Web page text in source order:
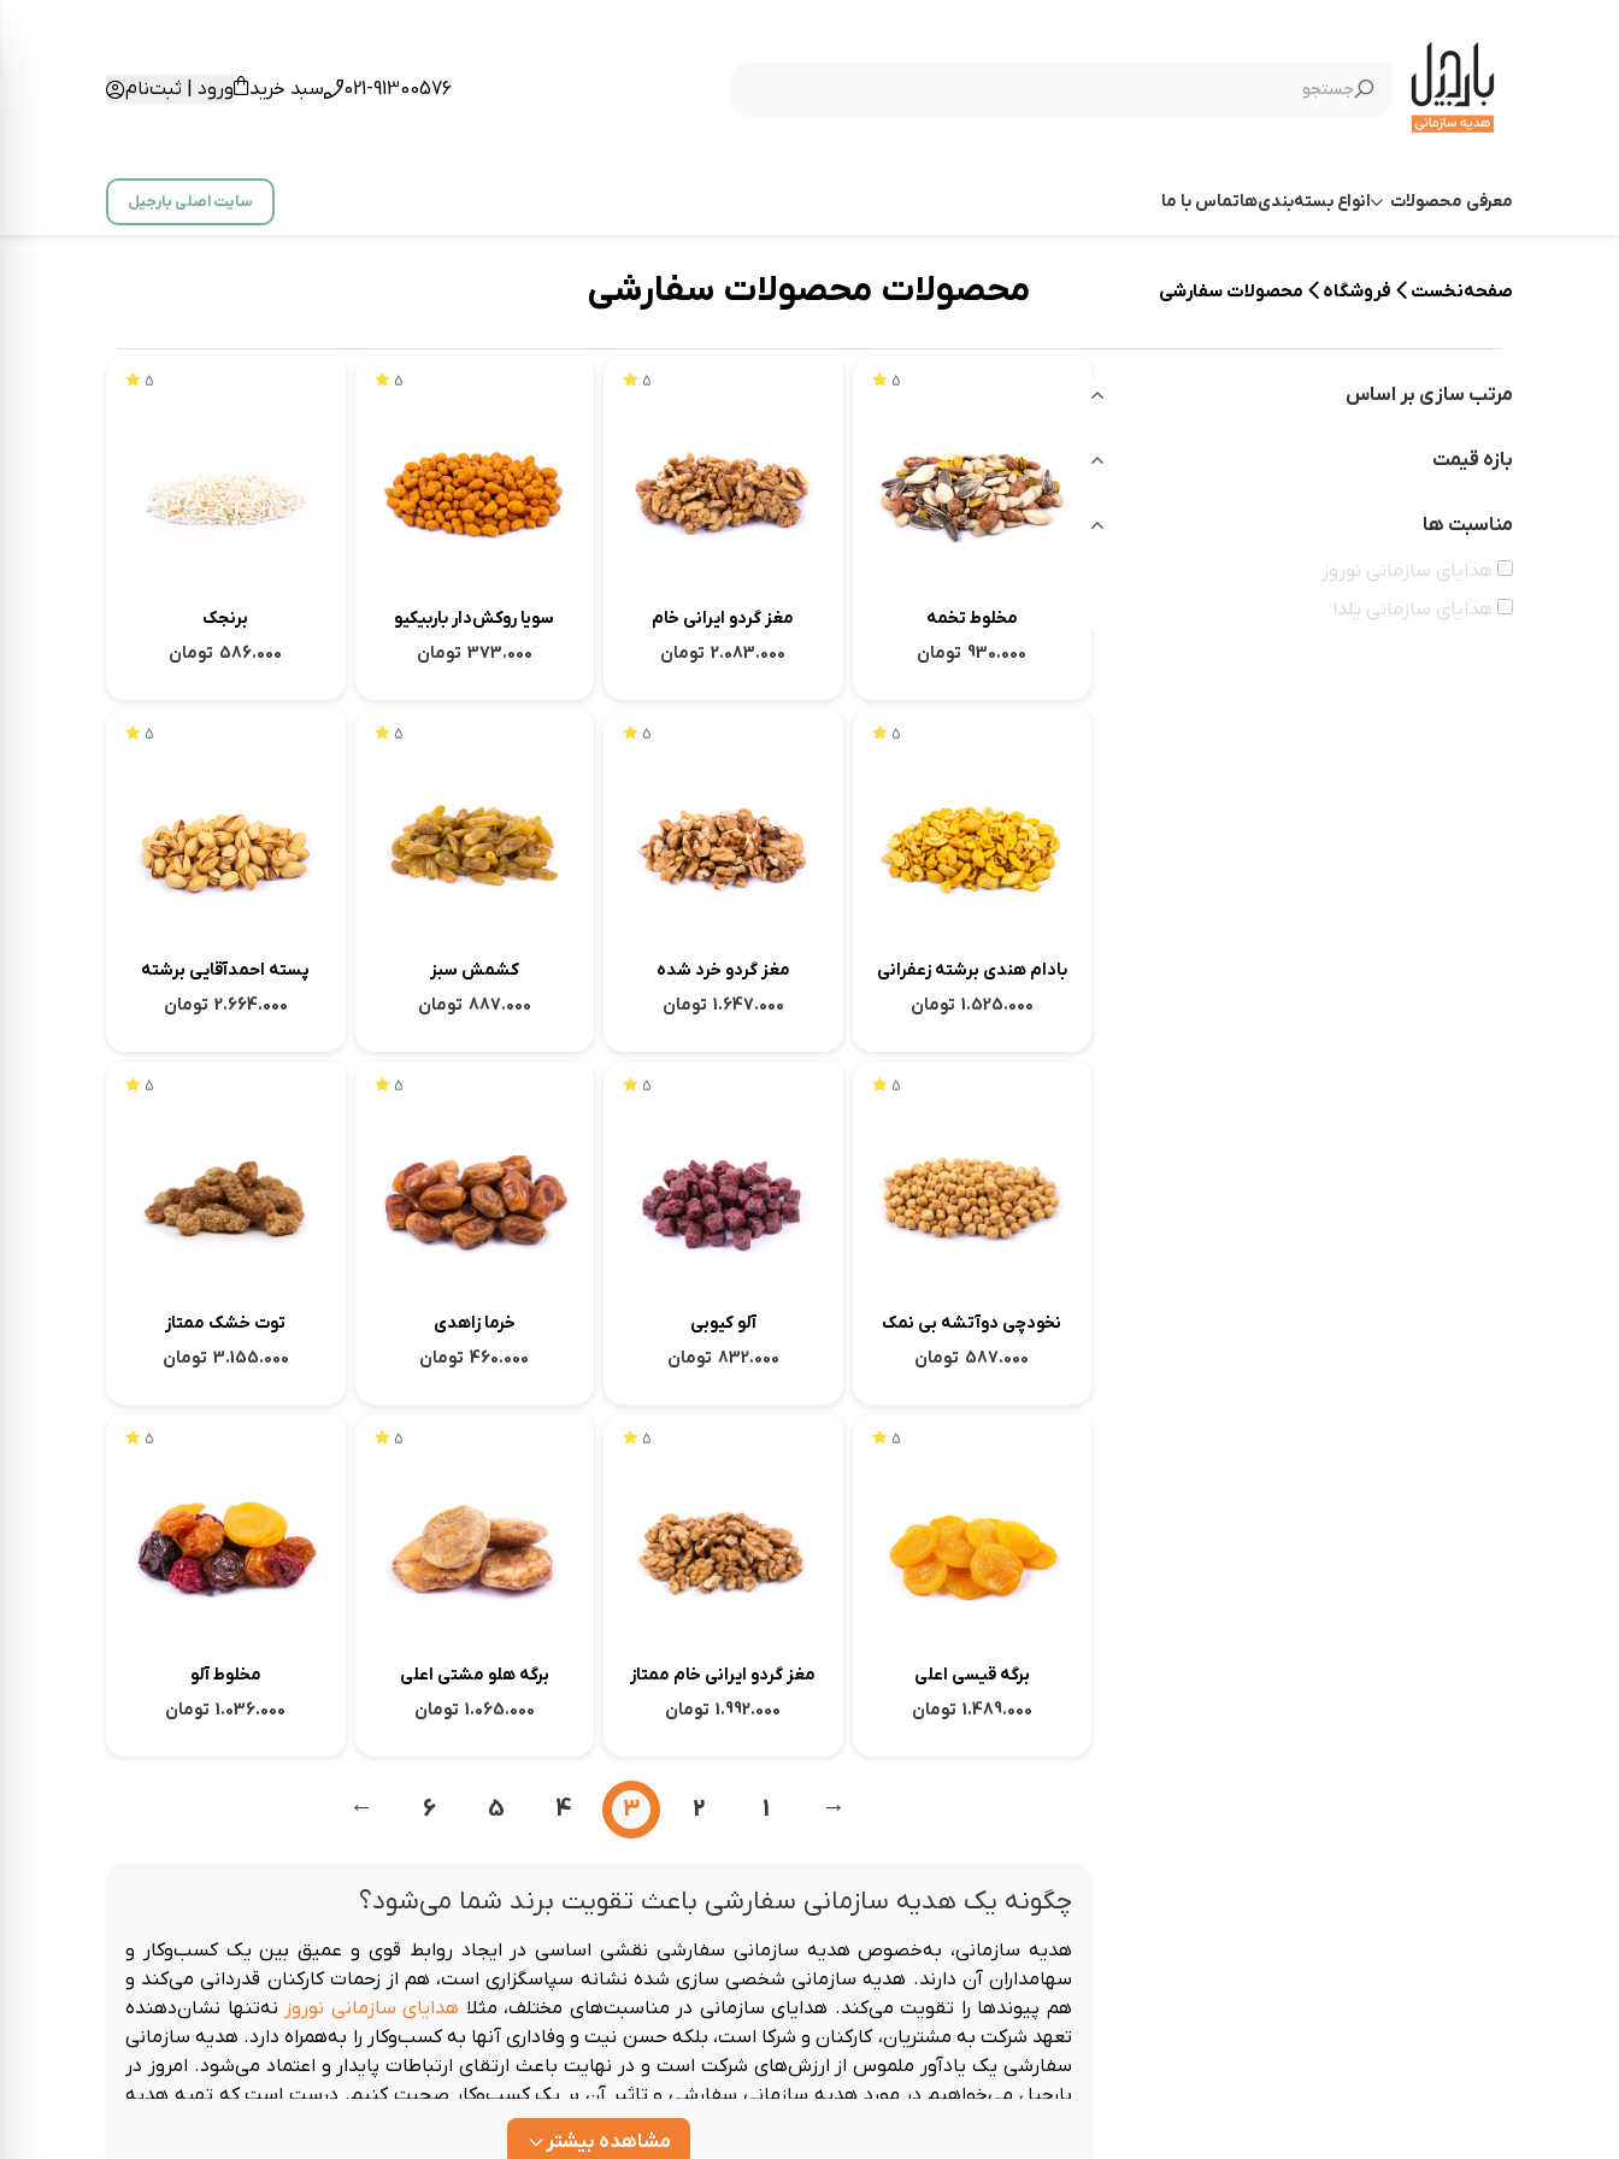
021-91300576 سبد خرید ورود | ثبت‌نام
معرفی محصولات انواع بسته‌بندی‌هاتماس با ما سایت اصلی بارجیل
صفحه‌نخست فروشگاه محصولات سفارشی محصولات محصولات سفارشی
مرتب سازی بر اساس
بازه قیمت
مناسبت ها
هدایای سازمانی نوروز
هدایای سازمانی یلدا
5
مخلوط تخمه
930.000 تومان
5
مغز گردو ایرانی خام
اقتصادی
2.083.000 تومان
5
سویا روکش‌دار باربیکیو
373.000 تومان
5
برنجک
586.000 تومان
5
بادام هندی برشته زعفرانی
خرد شده
1.525.000 تومان
5
مغز گردو خرد شده
1.647.000 تومان
5
کشمش سبز
887.000 تومان
5
پسته احمدآقایی برشته
زعفرانی اعلی
2.664.000 تومان
5
نخودچی دوآتشه بی نمک
587.000 تومان
5
آلو کیوبی
832.000 تومان
5
خرما زاهدی
460.000 تومان
5
توت خشک ممتاز
3.155.000 تومان
5
برگه قیسی اعلی
1.489.000 تومان
5
مغز گردو ایرانی خام ممتاز
1.992.000 تومان
5
برگه هلو مشتی اعلی
1.065.000 تومان
5
مخلوط آلو
1.036.000 تومان
←
1
2
3
4
5
6
→
چگونه یک هدیه سازمانی سفارشی باعث تقویت برند شما می‌شود؟
هدیه سازمانی، به‌خصوص هدیه سازمانی سفارشی نقشی اساسی در ایجاد روابط قوی و عمیق بین یک کسب‌وکار و
سهامداران آن دارند. هدیه سازمانی شخصی سازی شده نشانه سپاسگزاری است، هم از زحمات کارکنان قدردانی می‌کند و
هم پیوندها را تقویت می‌کند. هدایای سازمانی در مناسبت‌های مختلف، مثلا هدایای سازمانی نوروز نه‌تنها نشان‌دهنده
تعهد شرکت به مشتریان، کارکنان و شرکا است، بلکه حسن نیت و وفاداری آنها به کسب‌وکار را به‌همراه دارد. هدیه سازمانی
سفارشی یک یادآور ملموس از ارزش‌های شرکت است و در نهایت باعث ارتقای ارتباطات پایدار و اعتماد می‌شود. امروز در
بارجیل می‌خواهیم در مورد هدیه سازمانی سفارشی و تاثیر آن بر یک کسب‌وکار صحبت کنیم. درست است که تهیه هدیه
سازمانی شخصی سازی شده برای کارمندان و مشتریان هزینه دارد، اما نتیجه آن، این هزینه را جبران خواهد کرد.
مشاهده بیشتر